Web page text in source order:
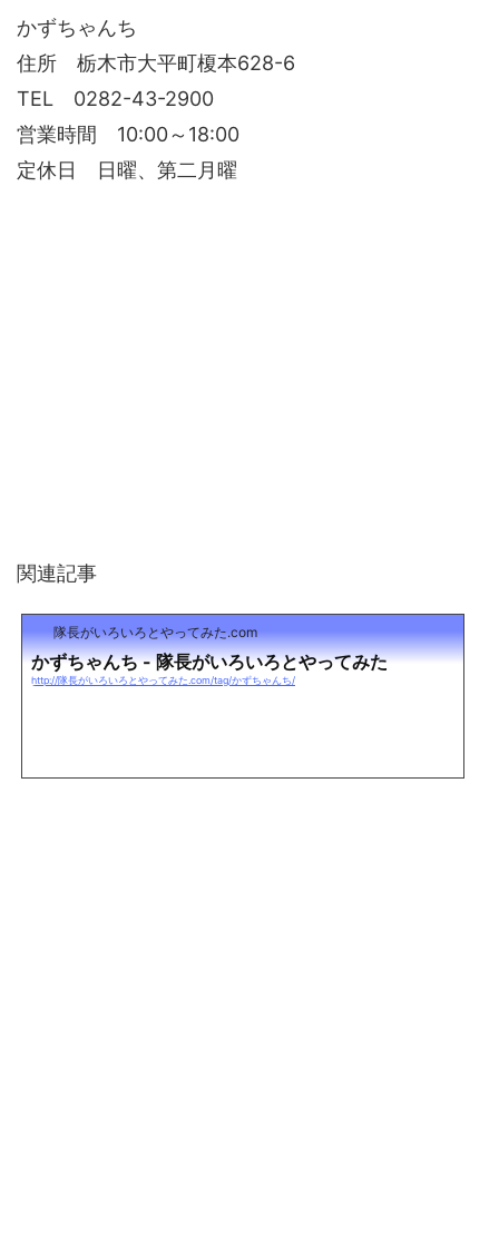
かずちゃんち
住所 栃木市大平町榎本628-6
TEL 0282-43-2900
営業時間 10:00～18:00
定休日 日曜、第二月曜
関連記事
隊長がいろいろとやってみた.com
かずちゃんち - 隊長がいろいろとやってみた
http://隊長がいろいろとやってみた.com/tag/かずちゃんち/